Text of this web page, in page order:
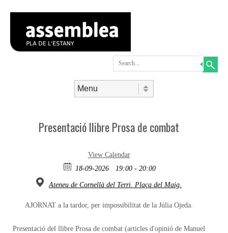
Presentació llibre Prosa de combat
View Calendar
18-09-2026
19:00 - 20:00
Ateneu de Cornellà del Terri. Plaça del Maig.
AJORNAT a la tardor, per impossibilitat de la Júlia Ojeda.
Presentació del llibre Prosa de combat (articles d'opinió de Manuel